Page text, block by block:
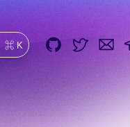
⌘ K
搜索 GitHub